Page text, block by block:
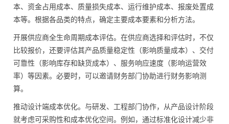
本、资金占用成本、质量损失成本、运行维护成本、报废处置成
本等。根据各品类的特点，确定主要成本要素和分析方法。
开展供应商全生命周期成本评估。在供应商选择和评估时，不仅
比较报价，还要评估其产品质量稳定性（影响质量成本）、交付
可靠性（影响库存和缺货成本）、服务响应速度（影响运营效
率）等因素。必要时，可以邀请财务部门协助进行财务影响测
算。
推动设计端成本优化。与研发、工程部门协作，从产品设计阶段
就考虑可采购性和成本优化空间。例如，通过标准化设计减少非